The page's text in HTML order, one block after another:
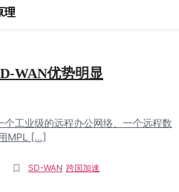
理
WAN优势明显
工业级的远程办公网络、一个远程数
MPL […]
SD-WAN 跨国加速